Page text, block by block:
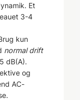
Et
3-4
kun
normal drift
dB(A).
og
AC-